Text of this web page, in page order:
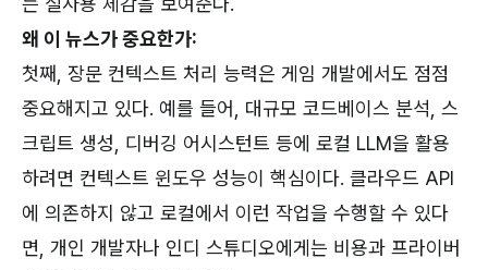
왜 이 뉴스가 중요한가:
첫째, 장문 컨텍스트 처리 능력은 게임 개발에서도 점점
중요해지고 있다. 예를 들어, 대규모 코드베이스 분석, 스
크립트 생성, 디버깅 어시스턴트 등에 로컬 LLM을 활용
하려면 컨텍스트 윈도우 성능이 핵심이다. 클라우드 API
에 의존하지 않고 로컬에서 이런 작업을 수행할 수 있다
면, 개인 개발자나 인디 스튜디오에게는 비용과 프라이버